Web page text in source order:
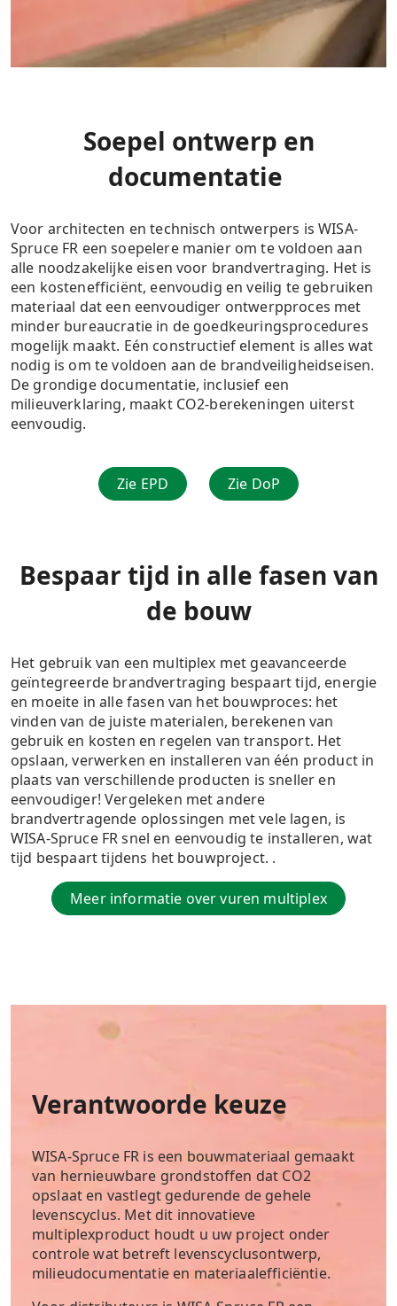
Soepel ontwerp en
documentatie
Voor architecten en technisch ontwerpers is WISA-
Spruce FR een soepelere manier om te voldoen aan
alle noodzakelijke eisen voor brandvertraging. Het is
een kostenefficiënt, eenvoudig en veilig te gebruiken
materiaal dat een eenvoudiger ontwerpproces met
minder bureaucratie in de goedkeuringsprocedures
mogelijk maakt. Eén constructief element is alles wat
nodig is om te voldoen aan de brandveiligheidseisen.
De grondige documentatie, inclusief een
milieuverklaring, maakt CO2-berekeningen uiterst
eenvoudig.
Zie EPD Zie DoP
Bespaar tijd in alle fasen van
de bouw
Het gebruik van een multiplex met geavanceerde
geïntegreerde brandvertraging bespaart tijd, energie
en moeite in alle fasen van het bouwproces: het
vinden van de juiste materialen, berekenen van
gebruik en kosten en regelen van transport. Het
opslaan, verwerken en installeren van één product in
plaats van verschillende producten is sneller en
eenvoudiger! Vergeleken met andere
brandvertragende oplossingen met vele lagen, is
WISA-Spruce FR snel en eenvoudig te installeren, wat
tijd bespaart tijdens het bouwproject. .
Meer informatie over vuren multiplex
Verantwoorde keuze
WISA-Spruce FR is een bouwmateriaal gemaakt
van hernieuwbare grondstoffen dat CO2
opslaat en vastlegt gedurende de gehele
levenscyclus. Met dit innovatieve
multiplexproduct houdt u uw project onder
controle wat betreft levenscyclusontwerp,
milieudocumentatie en materiaalefficiëntie.